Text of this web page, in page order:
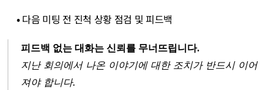
    •
다음 미팅 전 진척 상황 점검 및 피드백
피드백 없는 대화는 신뢰를 무너뜨립니다.
지난 회의에서 나온 이야기에 대한 조치가 반드시 이어
져야 합니다.